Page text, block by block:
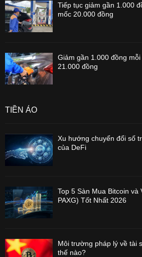
Tiếp tục giảm gần 1.000
mốc 20.000 đồng
Giảm gần 1.000 đồng
21.000 đồng
TIỀN ẢO
Xu hướng chuyển đổi số
của DeFi
Top 5 Sàn Mua Bitcoin và
PAXG) Tốt Nhất 2026
Môi trường pháp lý về tài
thế nào?